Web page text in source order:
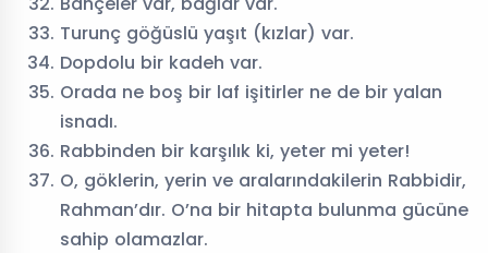
Turunç göğüslü yaşıt (kızlar) var.
Dopdolu bir kadeh var.
Orada ne boş bir laf işitirler ne de bir yalan
isnadı.
Rabbinden bir karşılık ki, yeter mi yeter!
O, göklerin, yerin ve aralarındakilerin Rabbidir,
Rahman’dır. O’na bir hitapta bulunma gücüne
sahip olamazlar.